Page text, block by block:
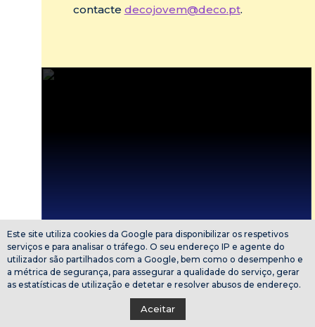
contacte decojovem@deco.pt.
Este site utiliza cookies da Google para disponibilizar os respetivos
serviços e para analisar o tráfego. O seu endereço IP e agente do
utilizador são partilhados com a Google, bem como o desempenho e
a métrica de segurança, para assegurar a qualidade do serviço, gerar
as estatísticas de utilização e detetar e resolver abusos de endereço.
Aceitar